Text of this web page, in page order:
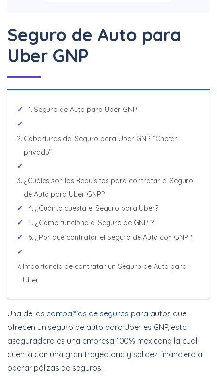
Cotizar Ahora
Hasta 40% + 6 y 12
Meses Sin Intereses
descuentos + 6 y 12
Meses Sin Intereses
Seguro de Auto para
Uber GNP
Seguro de Auto para Uber GNP
Coberturas del Seguro para Uber GNP “Chofer
privado”
¿Cuáles son los Requisitos para contratar el Seguro
de Auto para Uber GNP?
¿Cuánto cuesta el Seguro para Uber?
¿Cómo funciona el Seguro de GNP ?
¿Por qué contratar el Seguro de Auto con GNP?
Importancia de contratar un Seguro de Auto para
Uber
Una de las compañías de seguros para autos que
ofrecen un seguro de auto para Uber es GNP, esta
aseguradora es una empresa 100% mexicana la cual
cuenta con una gran trayectoria y solidez financiera al
operar pólizas de seguros.